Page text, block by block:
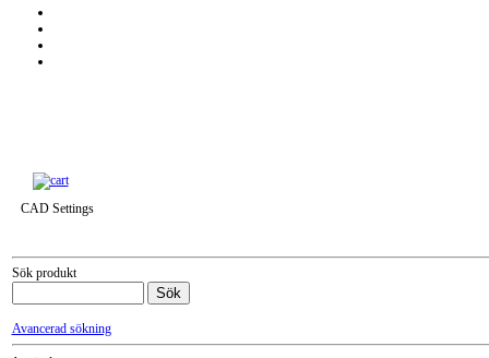
CAD Settings
Sök produkt
Avancerad sökning